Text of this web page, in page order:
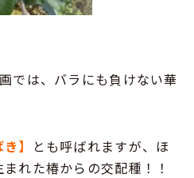
では、バラにも負けない華
】
とも呼ばれますが、ほ
れた椿からの交配種！！